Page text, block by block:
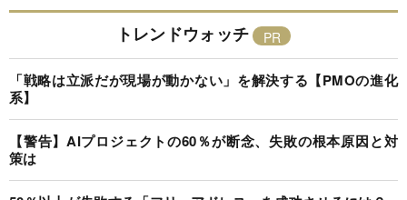
トレンドウォッチ
「戦略は立派だが現場が動かない」を解決する【PMOの進化
系】
【警告】AIプロジェクトの60％が断念、失敗の根本原因と対
策は